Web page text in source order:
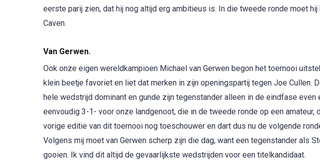
eerste parij zien, dat hij nog altijd erg ambitieus is. In die tweede ronde moet
Caven.
Van Gerwen.
Ook onze eigen wereldkampioen Michael van Gerwen begon het toernooi
klein beetje favoriet en liet dat merken in zijn openingspartij tegen Joe Cullen.
hele wedstrijd dominant en gunde zijn tegenstander alleen in de eindfase
eenvoudig 3-1- voor onze landgenoot, die in de tweede ronde op een
vorige editie van dit toernooi nog toeschouwer en dart dus nu de volgende
Volgens mij moet van Gerwen scherp zijn die dag, want een tegenstander als
gooien. Ik vind dit altijd de gevaarlijkste wedstrijden voor een titelkandidaat.